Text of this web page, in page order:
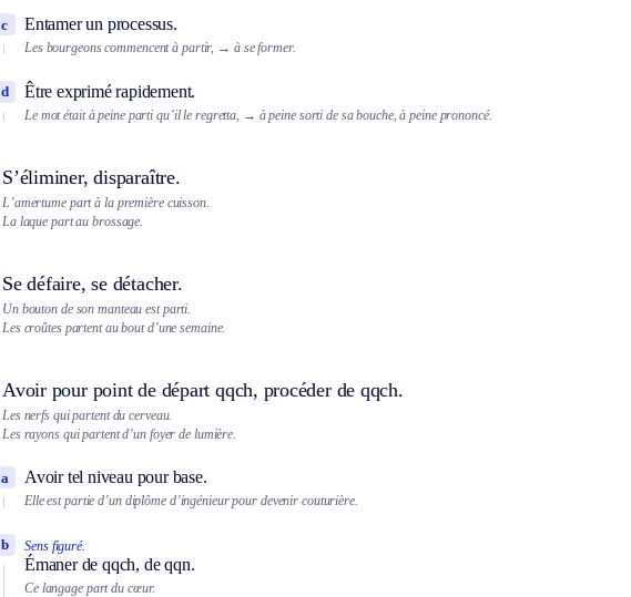
Entamer un processus.
c
Les bourgeons commencent à partir, → à se former.
Être exprimé rapidement.
d
Le mot était à peine parti qu’il le regretta, → à peine sorti de sa bouche, à peine prononcé.
S’éliminer, disparaître.
L’amertume part à la première cuisson.
La laque part au brossage.
Se défaire, se détacher.
Un bouton de son manteau est parti.
Les croûtes partent au bout d’une semaine.
Avoir pour point de départ qqch, procéder de qqch.
Les nerfs qui partent du cerveau.
Les rayons qui partent d’un foyer de lumière.
Avoir tel niveau pour base.
a
Elle est partie d’un diplôme d’ingénieur pour devenir couturière.
Sens figuré.
Émaner de qqch, de qqn.
b
Ce langage part du cœur.